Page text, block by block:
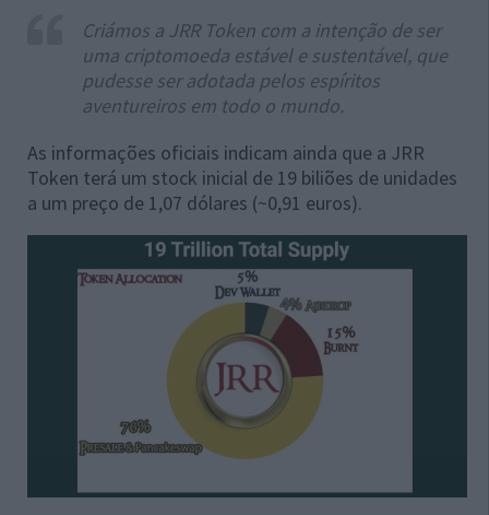
Criámos a JRR Token com a intenção de ser
uma criptomoeda estável e sustentável, que
pudesse ser adotada pelos espíritos
aventureiros em todo o mundo.
As informações oficiais indicam ainda que a JRR
Token terá um stock inicial de 19 biliões de unidades
a um preço de 1,07 dólares (~0,91 euros).